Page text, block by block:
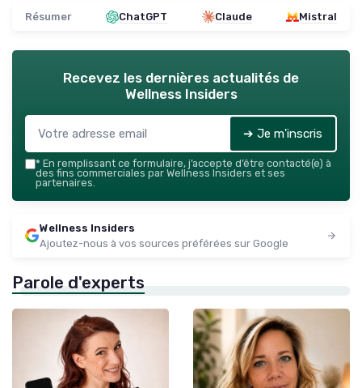
Résumer ChatGPT Claude Mistral
Recevez les dernières actualités de
Wellness Insiders
➔ Je m'inscris
* En remplissant ce formulaire, j’accepte d’être contacté(e) à
des fins commerciales par Wellness Insiders et ses
partenaires.
Wellness Insiders
Ajoutez-nous à vos sources préférées sur Google
Parole d'experts